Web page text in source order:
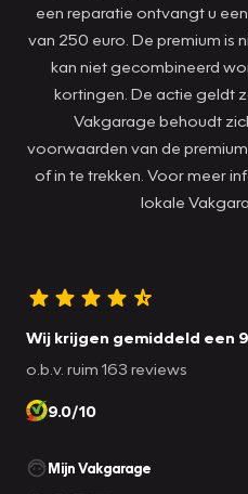
een reparatie ontvangt u
van 250 euro. De premium is
kan niet gecombineerd
kortingen. De actie geldt
Vakgarage behoudt
voorwaarden van de
of in te trekken. Voor meer
lokale
Wij krijgen gemiddeld een
o.b.v. ruim 163 reviews
9.0/10
Mijn Vakgarage